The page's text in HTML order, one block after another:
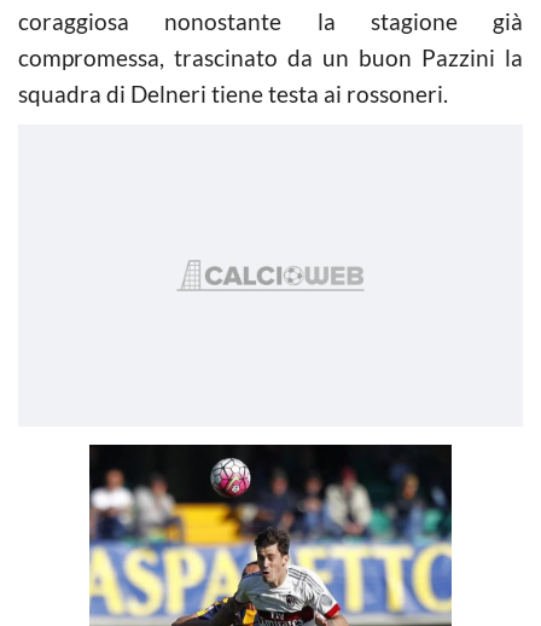
coraggiosa nonostante la stagione già
compromessa, trascinato da un buon Pazzini la
squadra di Delneri tiene testa ai rossoneri.